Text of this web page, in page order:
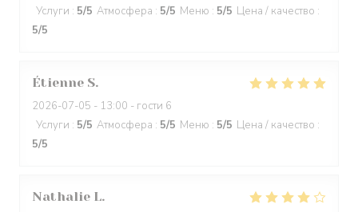
Услуги : 5/5 Атмосфера : 5/5 Меню : 5/5 Цена / качество :
5/5
Étienne S
2026-07-05 - 13:00 - гости 6
Услуги : 5/5 Атмосфера : 5/5 Меню : 5/5 Цена / качество :
5/5
Nathalie L